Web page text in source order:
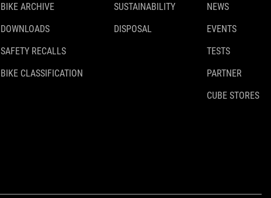
BIKE ARCHIVE
DOWNLOADS
SAFETY RECALLS
BIKE CLASSIFICATION
SUSTAINABILITY
DISPOSAL
NEWS
EVENTS
TESTS
PARTNER
CUBE STORES